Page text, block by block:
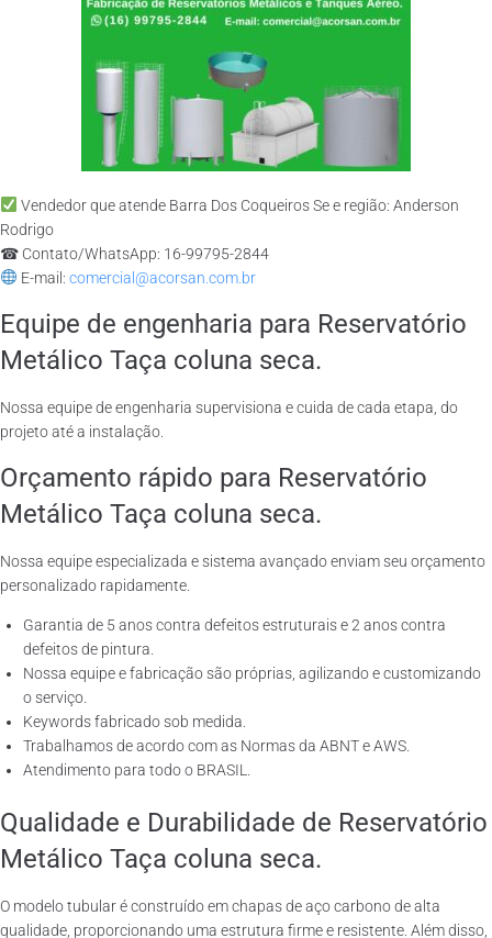
Vendedor que atende Barra Dos Coqueiros Se e região: Anderson
Rodrigo
☎ Contato/WhatsApp: 16-99795-2844
E-mail: comercial@acorsan.com.br
Equipe de engenharia para Reservatório
Metálico Taça coluna seca.
Nossa equipe de engenharia supervisiona e cuida de cada etapa, do
projeto até a instalação.
Orçamento rápido para Reservatório
Metálico Taça coluna seca.
Nossa equipe especializada e sistema avançado enviam seu orçamento
personalizado rapidamente.
Garantia de 5 anos contra defeitos estruturais e 2 anos contra
defeitos de pintura.
Nossa equipe e fabricação são próprias, agilizando e customizando
o serviço.
Keywords fabricado sob medida.
Trabalhamos de acordo com as Normas da ABNT e AWS.
Atendimento para todo o BRASIL.
Qualidade e Durabilidade de Reservatório
Metálico Taça coluna seca.
O modelo tubular é construído em chapas de aço carbono de alta
qualidade, proporcionando uma estrutura firme e resistente. Além disso,